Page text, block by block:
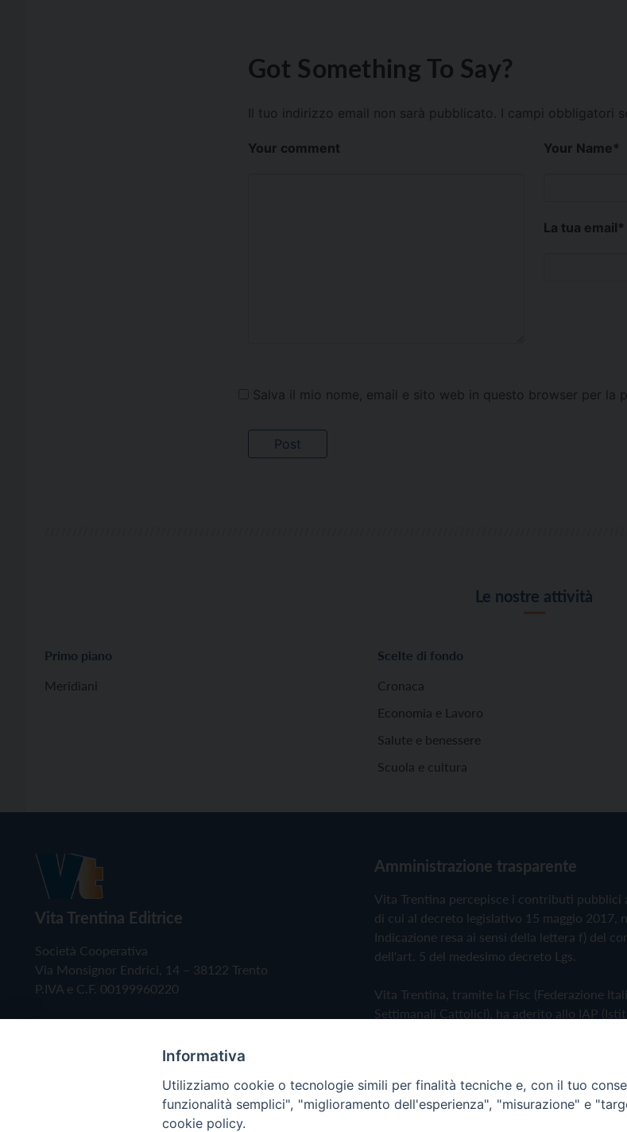
Got Something To Say?
Il tuo indirizzo email non sarà pubblicato. I campi obbligatori
Your comment Your Name*
La tua email*
Salva il mio nome, email e sito web in questo browser per la
Le nostre attività
Primo piano
Meridiani
Scelte di fondo
Cronaca
Economia e Lavoro
Salute e benessere
Scuola e cultura
Vita Trentina Editrice
Società Cooperativa
Via Monsignor Endrici, 14 – 38122 Trento
P.IVA e C.F. 00199960220
Amministrazione trasparente
Vita Trentina percepisce i contributi pubblici
di cui al decreto legislativo 15 maggio 2017,
Indicazione resa ai sensi della lettera f) del
dell'art. 5 del medesimo decreto Lgs.
Vita Trentina, tramite la Fisc (Federazione
Settimanali Cattolici), ha aderito allo IAP
Privacy Policy Cookie Policy
Informativa
Utilizziamo cookie o tecnologie simili per finalità tecniche e, con il tuo
funzionalità semplici", "miglioramento dell'esperienza", "misurazione" e
cookie policy.